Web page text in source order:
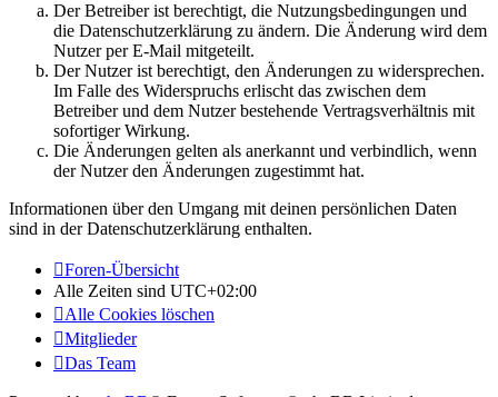
Der Betreiber ist berechtigt, die Nutzungsbedingungen und
die Datenschutzerklärung zu ändern. Die Änderung wird dem
Nutzer per E-Mail mitgeteilt.
Der Nutzer ist berechtigt, den Änderungen zu widersprechen.
Im Falle des Widerspruchs erlischt das zwischen dem
Betreiber und dem Nutzer bestehende Vertragsverhältnis mit
sofortiger Wirkung.
Die Änderungen gelten als anerkannt und verbindlich, wenn
der Nutzer den Änderungen zugestimmt hat.
Informationen über den Umgang mit deinen persönlichen Daten
sind in der Datenschutzerklärung enthalten.
Foren-Übersicht
Alle Zeiten sind UTC+02:00
Alle Cookies löschen
Mitglieder
Das Team